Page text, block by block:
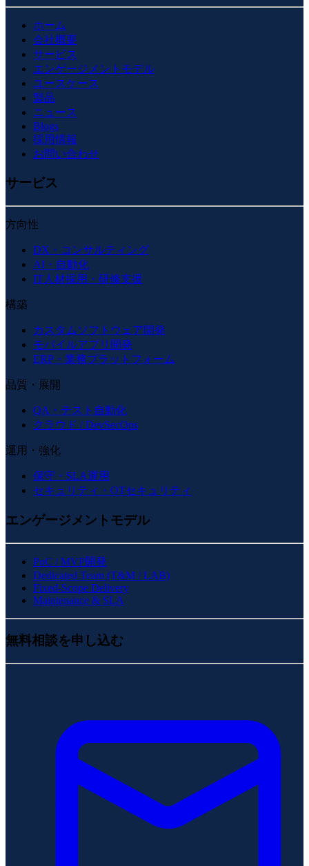
ホーム
会社概要
サービス
エンゲージメントモデル
ユースケース
製品
ニュース
Blogs
採用情報
お問い合わせ
サービス
方向性
DX・コンサルティング
AI・自動化
IT人材採用・研修支援
構築
カスタムソフトウェア開発
モバイルアプリ開発
ERP・業務プラットフォーム
品質・展開
QA・テスト自動化
クラウド / DevSecOps
運用・強化
保守・SLA運用
セキュリティ・OTセキュリティ
エンゲージメントモデル
PoC / MVP開発
Dedicated Team (T&M / LAB)
Fixed-Scope Delivery
Maintenance & SLA
無料相談を申し込む